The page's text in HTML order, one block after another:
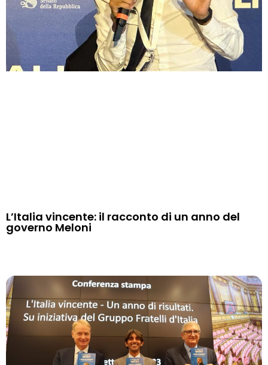
L’Italia vincente: il racconto di un anno del
governo Meloni